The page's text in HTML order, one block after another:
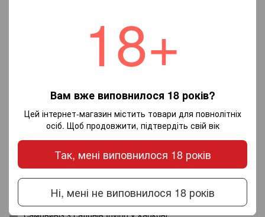
18+
Вам вже виповнилося 18 років?
Цей інтернет-магазин містить товари для повнолітніх
осіб. Щоб продовжити, підтвердіть свій вік
Так, мені виповнилося 18 років
Ні, мені не виповнилося 18 років
Написати відгук
Доставка Оплата Гарантія
Новою поштою по Україні - за тарифами перевізника.
Самовивіз з салонів Invino у Харкові